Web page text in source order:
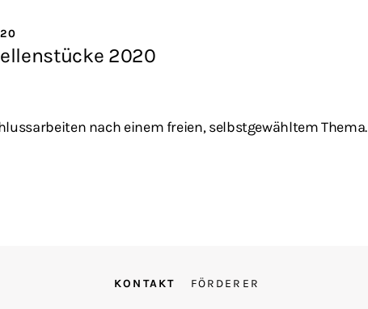
2020
nach einem freien, selbstgewähltem Thema.
KONTAKT FÖRDERER